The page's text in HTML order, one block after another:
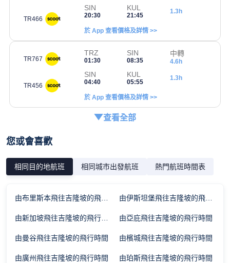
TR466
SIN
20:30
KUL
21:45
1.3h
於 App 查看價格及詳情 >>
TR767
TRZ
01:30
SIN
08:35
中轉
4.6h
TR456
SIN
04:40
KUL
05:55
1.3h
於 App 查看價格及詳情 >>
查看全部
您或會喜歡
相同目的地航班 相同城市出發航班 熱門航班時間表
由亞庇飛往吉隆坡的飛行時間
由曼谷飛往吉隆坡的飛行時間 由檳城飛往吉隆坡的飛行時間
由廣州飛往吉隆坡的飛行時間 由珀斯飛往吉隆坡的飛行時間